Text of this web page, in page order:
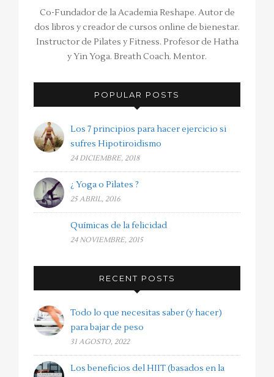
Co-Fundador de la Academia Reshape. Autor de
dos libros y creador de cursos online de bienestar.
Instructor de Pilates y Fitness. Profesor de Hatha
y Yin Yoga. Breath Coach. Mentor.
POPULAR POSTS
Los 7 principios para hacer ejercicio si
sufres Hipotiroidismo
24 DICIEMBRE, 2018
¿ Yoga o Pilates ?
25 ABRIL, 2016
Químicas de la felicidad
24 NOVIEMBRE, 2015
RECENT POSTS
Todo lo que necesitas saber (y hacer)
para bajar de peso
31 AGOSTO, 2022
Los beneficios del HIIT (basados en la